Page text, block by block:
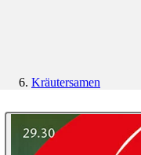
Kräutersamen